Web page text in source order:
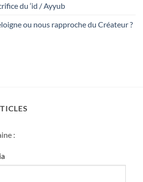
du ‘id / Ayyub
ou nous rapproche du Créateur ?
: